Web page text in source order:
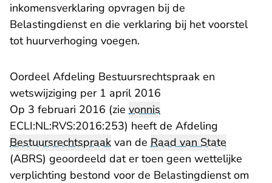
inkomensverklaring opvragen bij de
Belastingdienst en die verklaring bij het voorstel
tot huurverhoging voegen.
Oordeel Afdeling Bestuursrechtspraak en
wetswijziging per 1 april 2016
Op 3 februari 2016 (zie vonnis
ECLI:NL:RVS:2016:253) heeft de Afdeling
Bestuursrechtspraak van de Raad van State
(ABRS) geoordeeld dat er toen geen wettelijke
verplichting bestond voor de Belastingdienst om